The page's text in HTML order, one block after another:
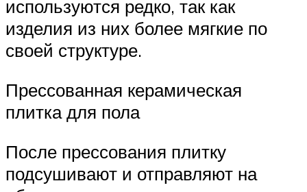
используются редко, так как
изделия из них более мягкие по
своей структуре.
Прессованная керамическая
плитка для пола
После прессования плитку
подсушивают и отправляют на